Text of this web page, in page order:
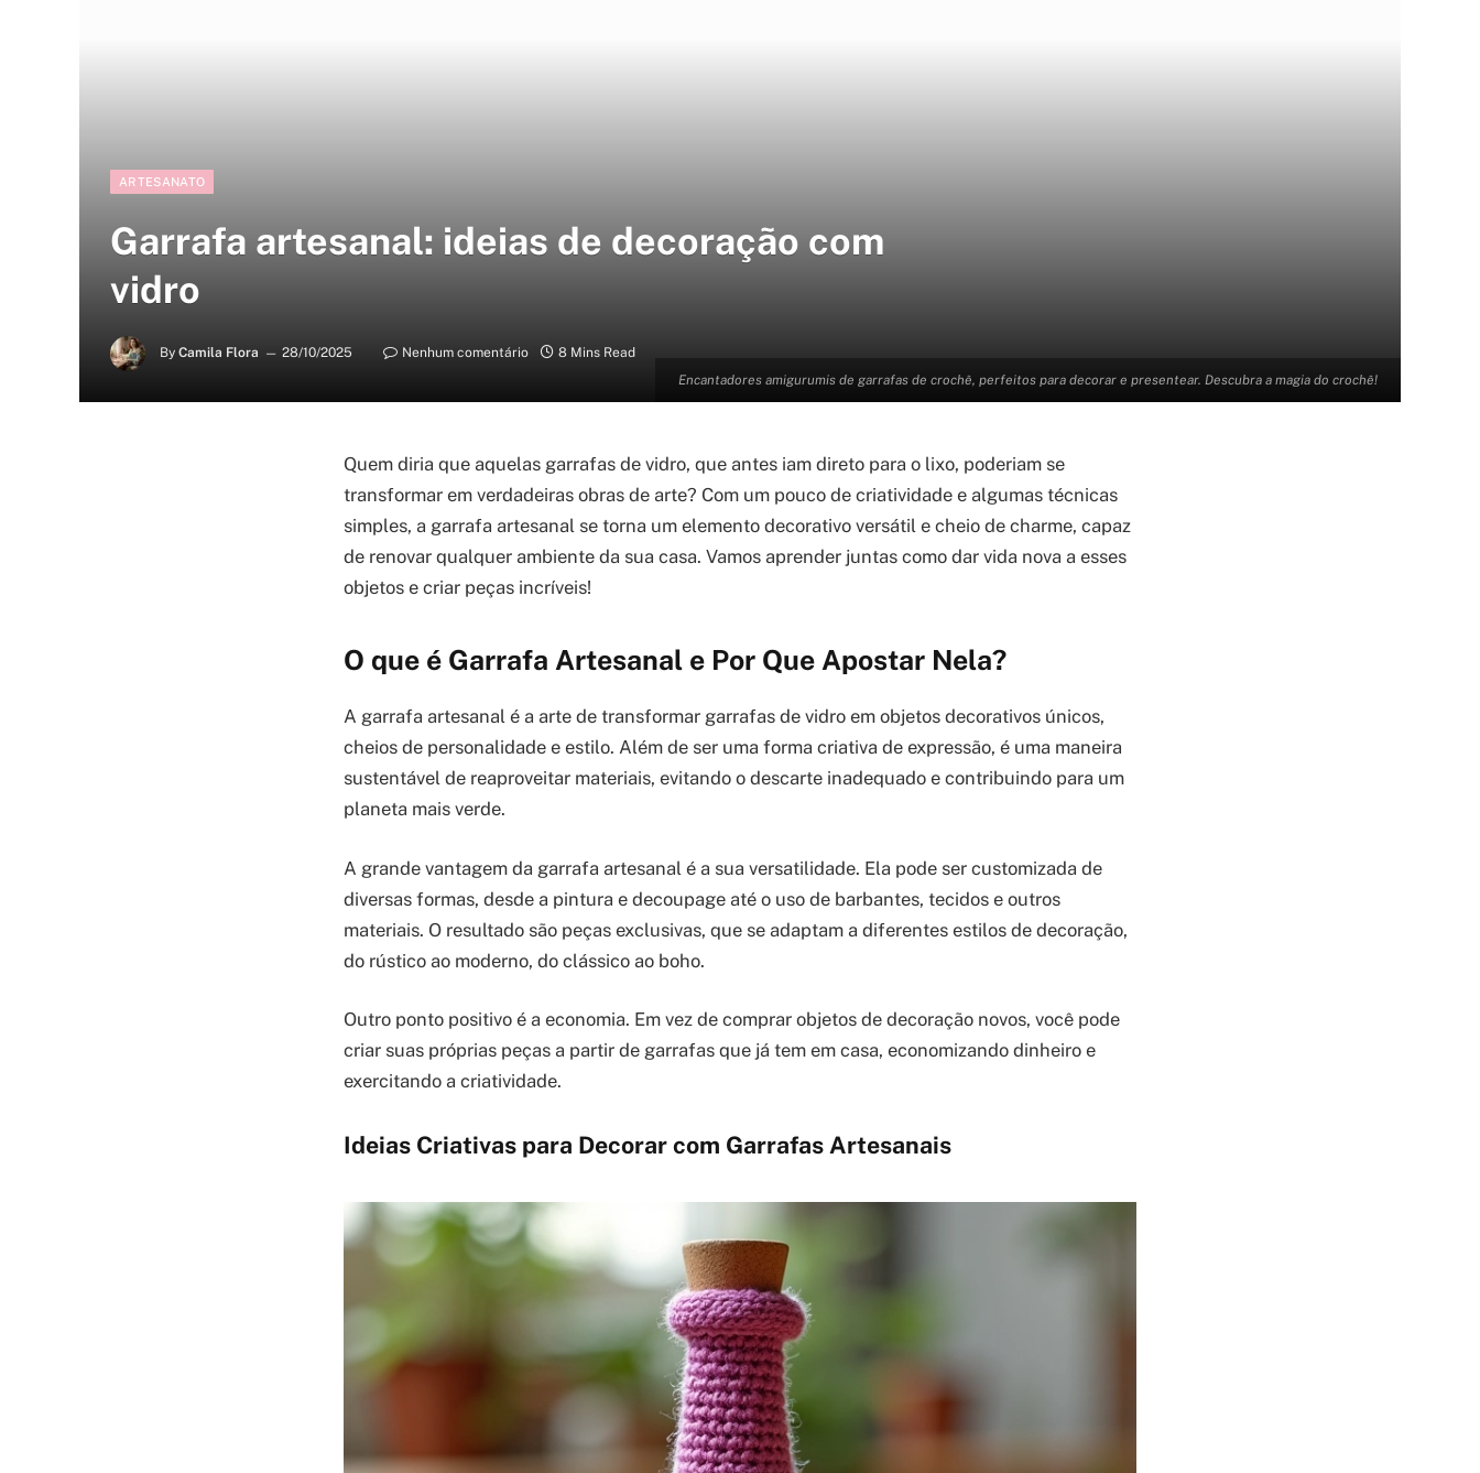
Encantadores amigurumis de garrafas de crochê, perfeitos para decorar e presentear. Descubra a magia do crochê!
ARTESANATO
Garrafa artesanal: ideias de decoração com
vidro
By Camila Flora 28/10/2025 Nenhum comentário 8 Mins Read
Quem diria que aquelas garrafas de vidro, que antes iam direto para o lixo, poderiam se
transformar em verdadeiras obras de arte? Com um pouco de criatividade e algumas técnicas
simples, a garrafa artesanal se torna um elemento decorativo versátil e cheio de charme, capaz
de renovar qualquer ambiente da sua casa. Vamos aprender juntas como dar vida nova a esses
objetos e criar peças incríveis!
O que é Garrafa Artesanal e Por Que Apostar Nela?
A garrafa artesanal é a arte de transformar garrafas de vidro em objetos decorativos únicos,
cheios de personalidade e estilo. Além de ser uma forma criativa de expressão, é uma maneira
sustentável de reaproveitar materiais, evitando o descarte inadequado e contribuindo para um
planeta mais verde.
A grande vantagem da garrafa artesanal é a sua versatilidade. Ela pode ser customizada de
diversas formas, desde a pintura e decoupage até o uso de barbantes, tecidos e outros
materiais. O resultado são peças exclusivas, que se adaptam a diferentes estilos de decoração,
do rústico ao moderno, do clássico ao boho.
Outro ponto positivo é a economia. Em vez de comprar objetos de decoração novos, você pode
criar suas próprias peças a partir de garrafas que já tem em casa, economizando dinheiro e
exercitando a criatividade.
Ideias Criativas para Decorar com Garrafas Artesanais